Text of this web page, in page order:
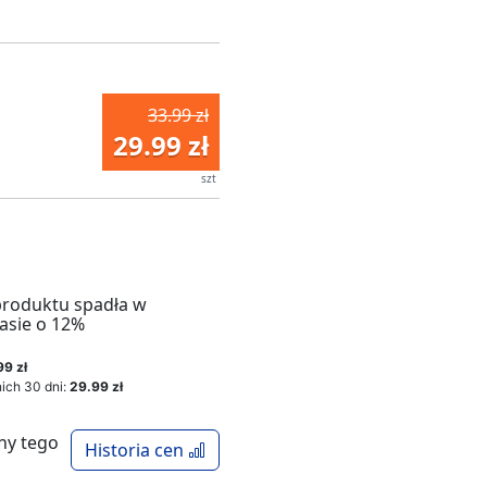
33.99 zł
29.99 zł
szt
spadła w
o 12%
zł
30 dni: 29.99 zł
Historia cen
tego